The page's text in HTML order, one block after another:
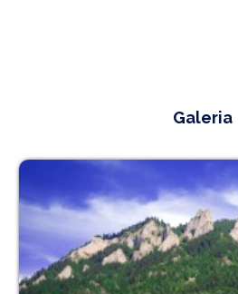
Galeria